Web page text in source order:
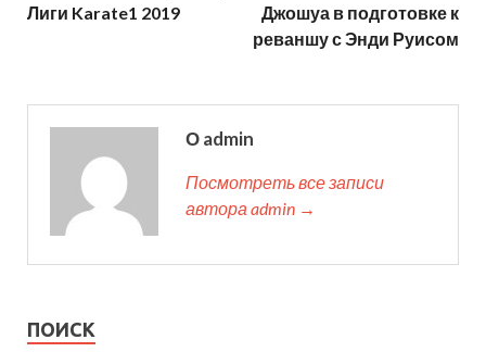
Лиги Karate1 2019
Джошуа в подготовке к
реваншу с Энди Руисом
О admin
Посмотреть все записи
автора admin →
ПОИСК